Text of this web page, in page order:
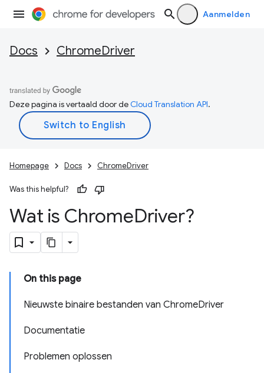
Aanmelden
Docs ChromeDriver
Deze pagina is vertaald door deCloud Translation API.
Homepage Docs ChromeDriver
Was this helpful?
Wat is ChromeDriver?
On this page
Nieuwste binaire bestanden van ChromeDriver
Documentatie
Problemen oplossen